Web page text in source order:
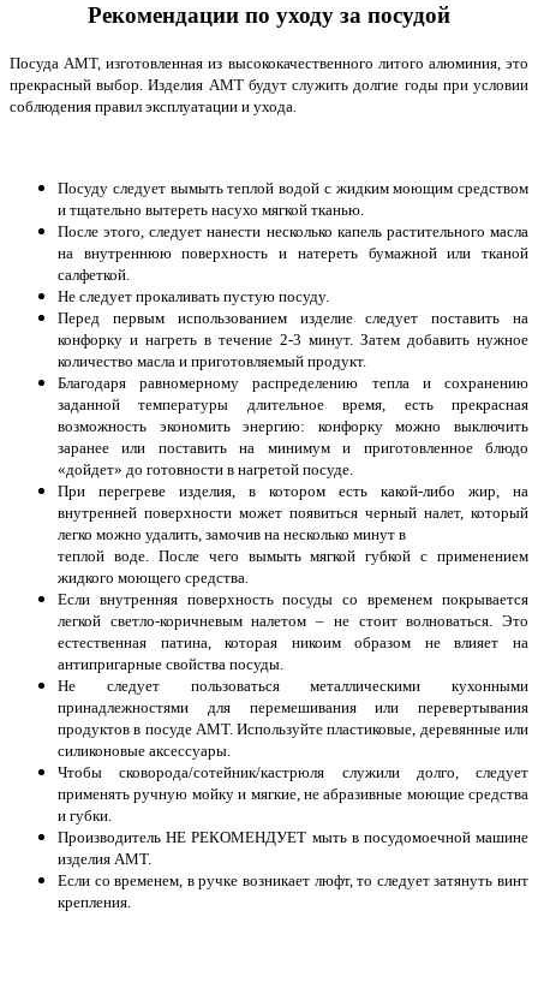
Рекомендации по уходу за посудой
Посуда AMT, изготовленная из высококачественного литого алюминия, это
прекрасный выбор. Изделия AMT будут служить долгие годы при условии
соблюдения правил эксплуатации и ухода.
Посуду следует вымыть теплой водой с жидким моющим средством
и тщательно вытереть насухо мягкой тканью.
После этого, следует нанести несколько капель растительного масла
на внутреннюю поверхность и натереть бумажной или тканой
салфеткой.
Не следует прокаливать пустую посуду.
Перед первым использованием изделие следует поставить на
конфорку и нагреть в течение 2-3 минут. Затем добавить нужное
количество масла и приготовляемый продукт.
Благодаря равномерному распределению тепла и сохранению
заданной температуры длительное время, есть прекрасная
возможность экономить энергию: конфорку можно выключить
заранее или поставить на минимум и приготовленное блюдо
«дойдет» до готовности в нагретой посуде.
При перегреве изделия, в котором есть какой-либо жир, на
внутренней поверхности может появиться черный налет, который
легко можно удалить, замочив на несколько минут в
теплой воде. После чего вымыть мягкой губкой с применением
жидкого моющего средства.
Если внутренняя поверхность посуды со временем покрывается
легкой светло-коричневым налетом – не стоит волноваться. Это
естественная патина, которая никоим образом не влияет на
антипригарные свойства посуды.
Не следует пользоваться металлическими кухонными
принадлежностями для перемешивания или перевертывания
продуктов в посуде AMT. Используйте пластиковые, деревянные или
силиконовые аксессуары.
Чтобы сковорода/сотейник/кастрюля служили долго, следует
применять ручную мойку и мягкие, не абразивные моющие средства
и губки.
Производитель НЕ РЕКОМЕНДУЕТ мыть в посудомоечной машине
изделия AMT.
Если со временем, в ручке возникает люфт, то следует затянуть винт
крепления.